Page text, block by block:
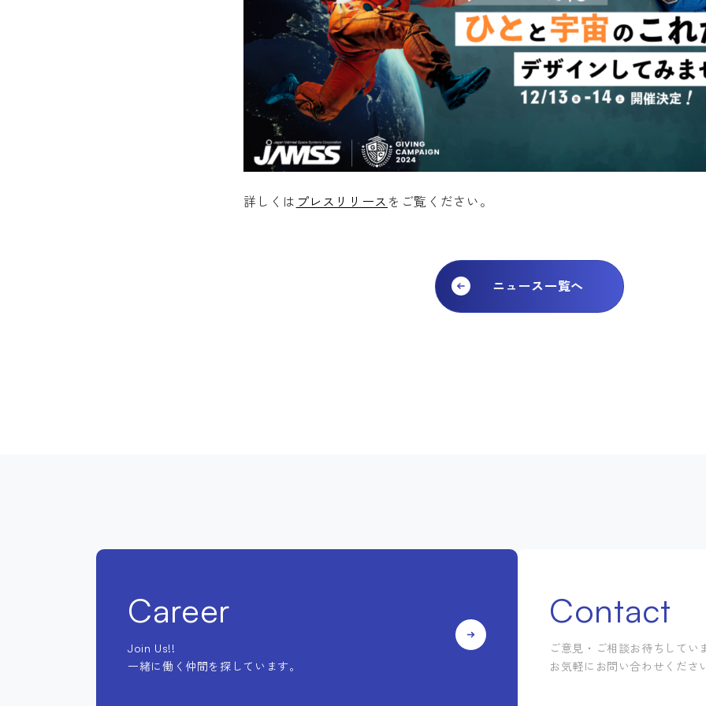
詳しくは プレスリリース をご覧ください。
ニュース一覧へ
Career
Join Us!!
一緒に働く仲間を探しています。
Contact
ご意見・ご相談お待ちしてい
お気軽にお問い合わせくださ